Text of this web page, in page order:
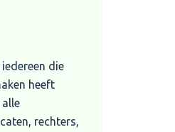
die
heeft
rechters,